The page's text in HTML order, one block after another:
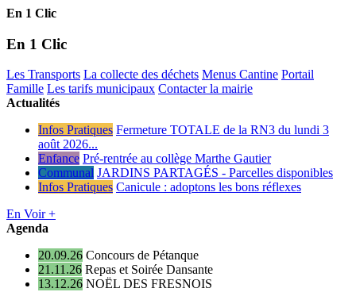
En 1 Clic
En 1 Clic
Les Transports La collecte des déchets Menus Cantine Portail
Famille Les tarifs municipaux Contacter la mairie
Actualités
Infos Pratiques Fermeture TOTALE de la RN3 du lundi 3
août 2026...
Enfance Pré-rentrée au collège Marthe Gautier
Communal JARDINS PARTAGÉS - Parcelles disponibles
Infos Pratiques Canicule : adoptons les bons réflexes
En Voir +
Agenda
20.09.26 Concours de Pétanque
21.11.26 Repas et Soirée Dansante
13.12.26 NOËL DES FRESNOIS